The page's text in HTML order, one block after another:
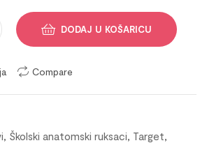
DODAJ U KOŠARICU
Compare
, Školski anatomski ruksaci, Target,